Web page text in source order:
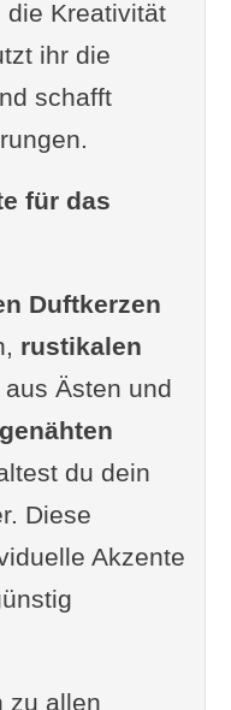
des
dem Winter
den
die Kreativität
ihr die
schafft
für das
Duftkerzen
rustikalen
aus Ästen und
du dein
Diese
Akzente
zu allen